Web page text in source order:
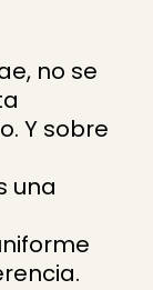
no se
Y sobre
una